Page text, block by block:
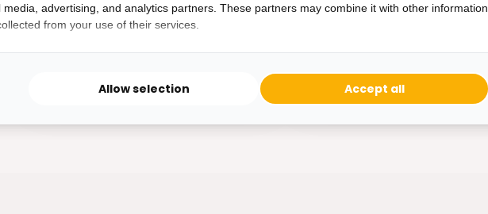
Op voorraad
advertising, and analytics partners. These partners may combine it with other information
from your use of their services.
Allow selection Accept all